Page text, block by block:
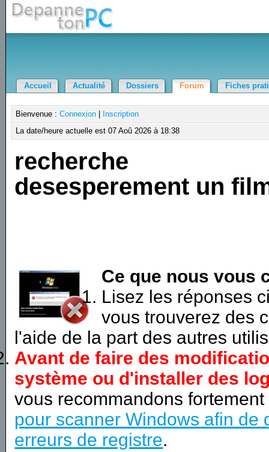
Accueil Actualité Dossiers Forum Fiches
Bienvenue :Connexion
Inscription
La date/heure actuelle est 07 Aoû 2026 à 18:38
recherche
desesperement un
Ce que nous vous
Lisez les réponses
vous trouverez des
l'aide de la part des autres
Avant de faire des
système ou d'installer des
vous recommandons
pour scanner Windows afin de
erreurs de registre.